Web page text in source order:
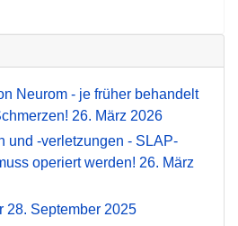
Neurom - je früher behandelt
26. März 2026
und -verletzungen - SLAP-
operiert werden! 26. März
28. September 2025